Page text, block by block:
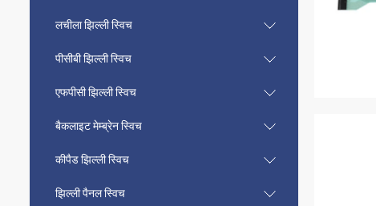
लचीला झिल्ली स्विच
पीसीबी झिल्ली स्विच
एफपीसी झिल्ली स्विच
बैकलाइट मेम्ब्रेन स्विच
कीपैड झिल्ली स्विच
झिल्ली पैनल स्विच